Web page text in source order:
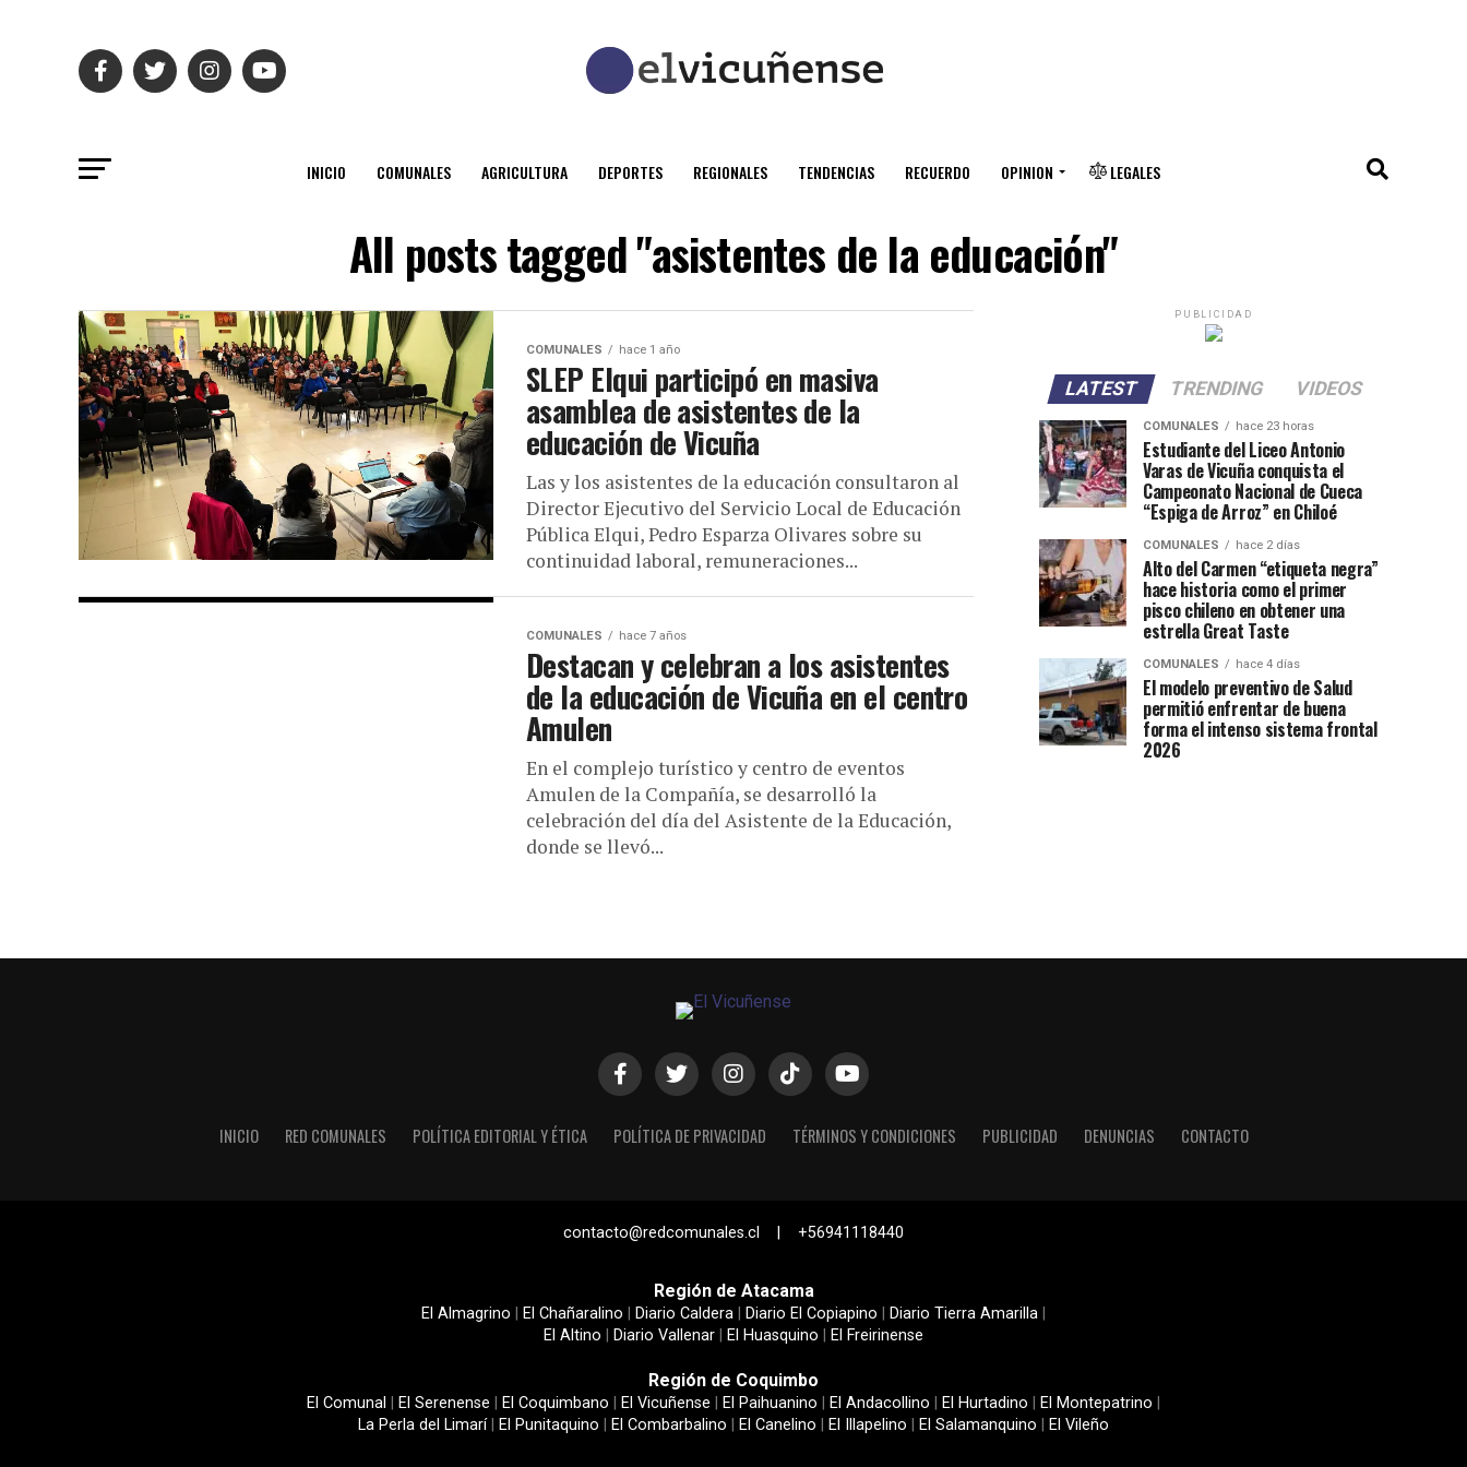
INICIO COMUNALES AGRICULTURA DEPORTES REGIONALES TENDENCIAS RECUERDO OPINION LEGALES
All posts tagged "asistentes de la educación"
COMUNALES hace 1 año
SLEP Elqui participó en masiva
asamblea de asistentes de la
educación de Vicuña
Las y los asistentes de la educación consultaron al
Director Ejecutivo del Servicio Local de Educación
Pública Elqui, Pedro Esparza Olivares sobre su
continuidad laboral, remuneraciones...
COMUNALES hace 7 años
Destacan y celebran a los asistentes
de la educación de Vicuña en el centro
Amulen
En el complejo turístico y centro de eventos
Amulen de la Compañía, se desarrolló la
celebración del día del Asistente de la Educación,
donde se llevó...
PUBLICIDAD
LATEST TRENDING VIDEOS
COMUNALES hace 23 horas
Estudiante del Liceo Antonio
Varas de Vicuña conquista el
Campeonato Nacional de Cueca
“Espiga de Arroz” en Chiloé
COMUNALES hace 2 días
Alto del Carmen “etiqueta negra”
hace historia como el primer
pisco chileno en obtener una
estrella Great Taste
COMUNALES hace 4 días
El modelo preventivo de Salud
permitió enfrentar de buena
forma el intenso sistema frontal
2026
INICIO RED COMUNALES POLÍTICA EDITORIAL Y ÉTICA POLÍTICA DE PRIVACIDAD TÉRMINOS Y CONDICIONES PUBLICIDAD DENUNCIAS CONTACTO
contacto@redcomunales.cl | +56941118440
Región de Atacama
El Almagrino El Chañaralino Diario Caldera Diario El Copiapino Diario Tierra Amarilla
El Altino
Diario Vallenar El Huasquino El Freirinense
Región de Coquimbo
El Comunal El Serenense El Coquimbano El Vicuñense El Paihuanino El Andacollino El Hurtadino El Montepatrino
La Perla del Limarí| El Punitaquino El Combarbalino El Canelino El Illapelino El Salamanquino El Vileño